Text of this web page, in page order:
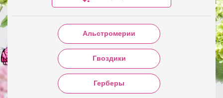
Альстромерии
Гвоздики
Герберы